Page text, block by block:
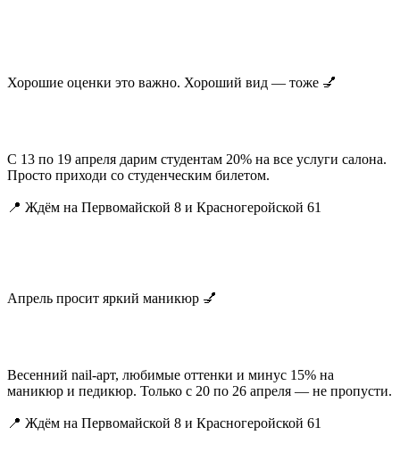
Хорошие оценки это важно. Хороший вид — тоже 💅
С 13 по 19 апреля дарим студентам 20% на все услуги салона.
Просто приходи со студенческим билетом.
📍 Ждём на Первомайской 8 и Красногеройской 61
Апрель просит яркий маникюр 💅
Весенний nail-арт, любимые оттенки и минус 15% на
маникюр и педикюр. Только с 20 по 26 апреля — не пропусти.
📍 Ждём на Первомайской 8 и Красногеройской 61